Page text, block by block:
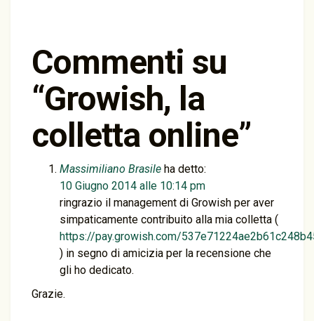
Commenti su
“Growish, la
colletta online”
Massimiliano Brasile ha detto:
10 Giugno 2014 alle 10:14 pm
ringrazio il management di Growish per aver
simpaticamente contribuito alla mia colletta (
https://pay.growish.com/
) in segno di amicizia per la recensione che
gli ho dedicato.
Grazie.